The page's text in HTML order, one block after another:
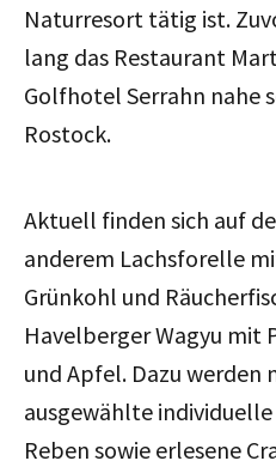
Naturresort tätig ist.
lang das Restaurant
Golfhotel Serrahn nahe
Rostock.
Aktuell finden sich auf
anderem Lachsforelle
Grünkohl und
Havelberger Wagyu mit
und Apfel. Dazu werden
ausgewählte individuelle
Reben sowie erlesene